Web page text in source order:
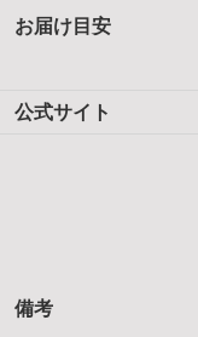
お届け目安
公式サイト
備考